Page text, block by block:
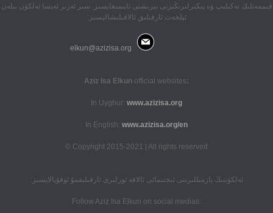
قىممەتلىك تەكىلىپ ۋە پىكىرلىرىڭىزنى بېرىشنى ئايىمىغايسىز. سىز ئەزىز ئەيسا ئەلكۈن بىلەن
ئېلخەت ئارقىلىق ئالاقىلىشاليسىز:
:Aziz Isa Elkun
official websites
In Uyghur: www.azizisa.org
In English: www.azizisa.org/en
Copyright 2015-2021 | All rights reserved ©
ئەلكۈننىڭ يازمىللىرىنى ئىجتىمائى ئالاقە تورلىرى ئارقىلىقمۇ ئوقۇيالايسىز:
:Follow Aziz Isa Elkun on social medias